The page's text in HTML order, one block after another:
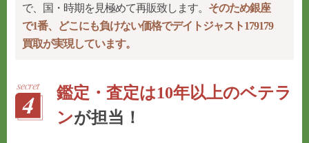
で、国・時期を見極めて再販致します。 そのため銀座
で1番、どこにも負けない価格でデイトジャスト179179
買取が実現しています。
鑑定・査定は10年以上のベテラ
ンが担当！